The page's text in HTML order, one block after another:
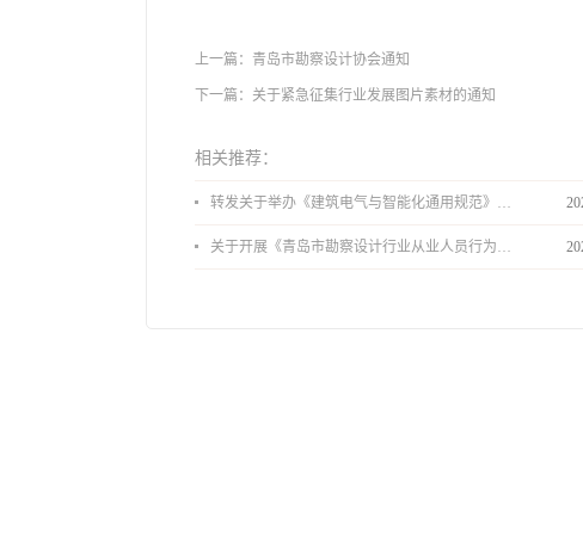
上一篇： 青岛市勘察设计协会通知
下一篇： 关于紧急征集行业发展图片素材的通知
相关推荐：
转发关于举办《建筑电气与智能化通用规范》 GB55024-2022公益宣贯的通知
关于开展《青岛市勘察设计行业从业人员行为导则》、《青岛市住宅工程设计审查品质提升指引（2026版）》宣贯活动的通知